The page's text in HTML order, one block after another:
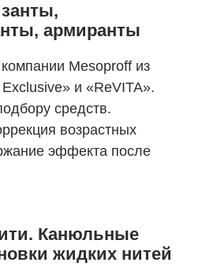
армиранты
Mesoproff из
и «ReVITA».
средств.
возрастных
эффекта после
Канюльные
жидких нитей